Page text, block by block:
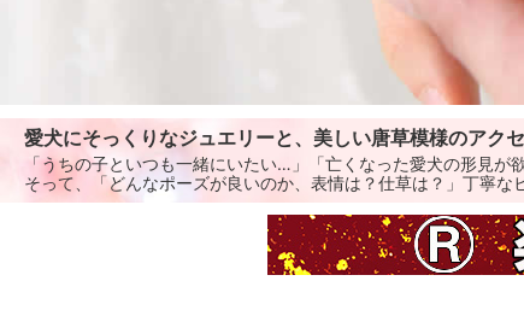
愛犬にそっくりなジュエリーと、美しい唐草模様のアク
「うちの子といつも一緒にいたい…」「亡くなった愛犬の形見
そって、「どんなポーズが良いのか、表情は？仕草は？」丁寧